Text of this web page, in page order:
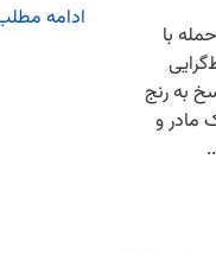
با
به رنج
مادر و
ادامه